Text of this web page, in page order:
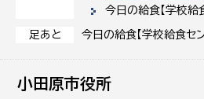
今日の給食【学校給
足あと 今日の給食【学校給食セ
小田原市役所